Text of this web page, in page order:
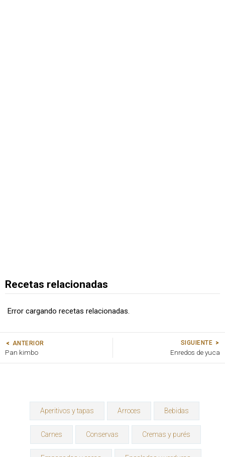
Recetas relacionadas
Error cargando recetas relacionadas.
ANTERIOR
Pan kimbo
SIGUIENTE
Enredos de yuca
Aperitivos y tapas Arroces Bebidas
Carnes Conservas Cremas y purés